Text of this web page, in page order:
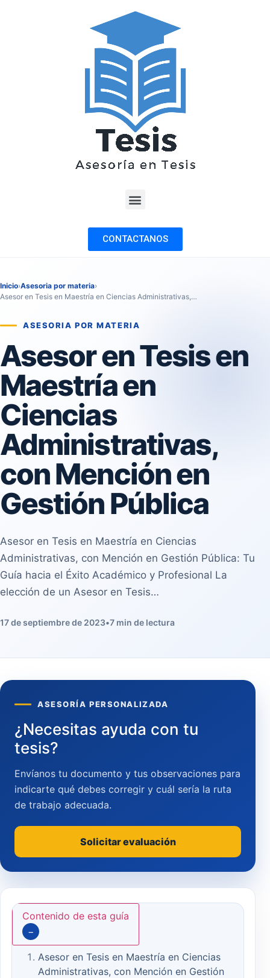
CONTACTANOS
Inicio›Asesoria por materia›
Asesor en Tesis en Maestría en Ciencias Administrativas,…
ASESORIA POR MATERIA
Asesor en Tesis en
Maestría en
Ciencias
Administrativas,
con Mención en
Gestión Pública
Asesor en Tesis en Maestría en Ciencias
Administrativas, con Mención en Gestión Pública: Tu
Guía hacia el Éxito Académico y Profesional La
elección de un Asesor en Tesis…
17 de septiembre de 2023•7 min de lectura
Contenido de esta guía
−
Asesor en Tesis en Maestría en Ciencias
Administrativas, con Mención en Gestión
ASESORÍA PERSONALIZADA
¿Necesitas ayuda con tu
tesis?
Envíanos tu documento y tus observaciones para
indicarte qué debes corregir y cuál sería la ruta
de trabajo adecuada.
Solicitar evaluación